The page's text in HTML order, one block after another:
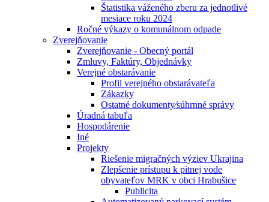
Štatistika váženého zberu za jednotlivé
mesiace roku 2024
Ročné výkazy o komunálnom odpade
Zverejňovanie
Zverejňovanie - Obecný portál
Zmluvy, Faktúry, Objednávky
Verejné obstarávanie
Profil verejného obstarávateľa
Zákazky
Ostatné dokumenty⁄súhrnné správy
Úradná tabuľa
Hospodárenie
Iné
Projekty
Riešenie migračných výziev Ukrajina
Zlepšenie prístupu k pitnej vode
obyvateľov MRK v obci Hrabušice
Publicita